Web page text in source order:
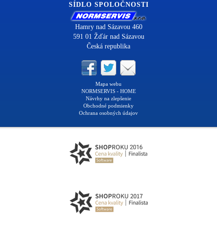
SÍDLO SPOLOČNOSTI
Hamry nad Sázavou 460
591 01 Žďár nad Sázavou
Česká republika
Mapa webu
NORMSERVIS - HOME
Návrhy na zlepšenie
Obchodné podmienky
Ochrana osobných údajov